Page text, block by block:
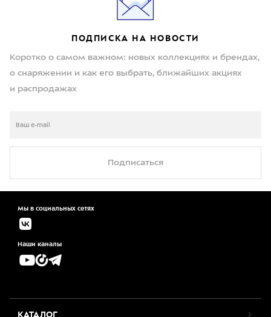
ПОДПИСКА НА НОВОСТИ
Коротко о самом важном: новых коллекциях и брендах,
о снаряжении и как его выбрать, ближайших акциях
и распродажах
Подписаться
Мы в социальных сетях
Наши каналы
КАТАЛОГ